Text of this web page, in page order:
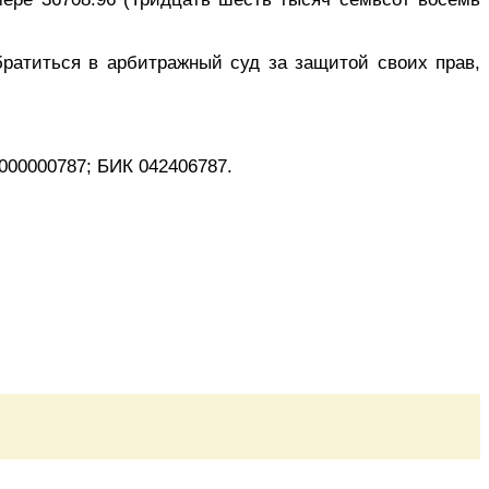
в арбитражный суд за защитой своих прав,
БИК 042406787.